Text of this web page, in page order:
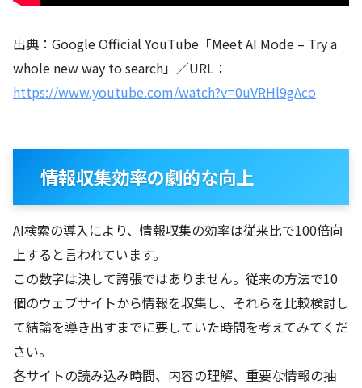
出典：Google Official YouTube「Meet AI Mode – Try a
whole new way to search」／URL：
https://www.youtube.com/watch?v=0uVRHl9gAco
情報収集効率の劇的な向上
AI検索の導入により、情報収集の効率は従来比で100倍向
上すると言われています。
この数字は決して誇張ではありません。従来の方法で10
個のウェブサイトから情報を収集し、それらを比較検討し
て結論を導き出すまでに要していた時間を考えてみてくだ
さい。
各サイトの読み込み時間、内容の理解、重要な情報の抽